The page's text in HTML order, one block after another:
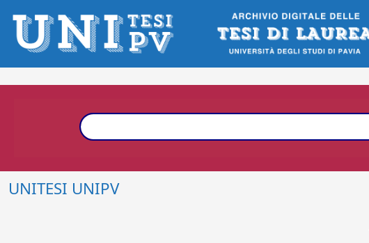
UNITESI UNIPV